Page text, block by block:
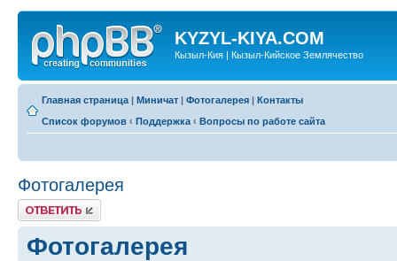
KYZYL-KIYA.COM
Кызыл-Кия | Кызыл-Кийское Землячество
Главная страница | Миничат | Фотогалерея | Контакты
Список форумов ‹ Поддержка ‹ Вопросы по работе сайта
Фотогалерея
Ответить
Фотогалерея